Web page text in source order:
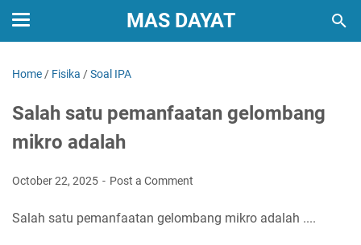
MAS DAYAT
Home / Fisika /Soal IPA
Salah satu pemanfaatan gelombang
mikro adalah
October 22, 2025 Post a Comment
Salah satu pemanfaatan gelombang mikro adalah ....